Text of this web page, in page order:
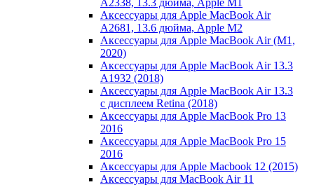
Аксессуары для Apple MacBook Air
A2681, 13.6 дюйма, Apple M2
Аксессуары для Apple MacBook Air (M1,
2020)
Аксессуары для Apple MacBook Air 13.3
A1932 (2018)
Аксессуары для Apple MacBook Air 13.3
с дисплеем Retina (2018)
Аксессуары для Apple MacBook Pro 13
2016
Аксессуары для Apple MacBook Pro 15
2016
Аксессуары для Apple Macbook 12 (2015)
Аксессуары для MacBook Air 11